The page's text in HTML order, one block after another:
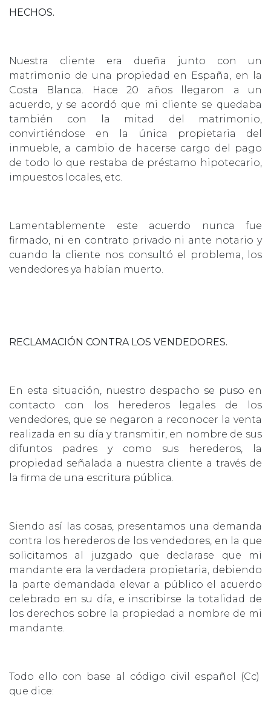
HECHOS.
Nuestra cliente era dueña junto con un
matrimonio de una propiedad en España, en la
Costa Blanca. Hace 20 años llegaron a un
acuerdo, y se acordó que mi cliente se quedaba
también con la mitad del matrimonio,
convirtiéndose en la única propietaria del
inmueble, a cambio de hacerse cargo del pago
de todo lo que restaba de préstamo hipotecario,
impuestos locales, etc.
Lamentablemente este acuerdo nunca fue
firmado, ni en contrato privado ni ante notario y
cuando la cliente nos consultó el problema, los
vendedores ya habían muerto.
RECLAMACIÓN CONTRA LOS VENDEDORES.
En esta situación, nuestro despacho se puso en
contacto con los herederos legales de los
vendedores, que se negaron a reconocer la venta
realizada en su día y transmitir, en nombre de sus
difuntos padres y como sus herederos, la
propiedad señalada a nuestra cliente a través de
la firma de una escritura pública.
Siendo así las cosas, presentamos una demanda
contra los herederos de los vendedores, en la que
solicitamos al juzgado que declarase que mi
mandante era la verdadera propietaria, debiendo
la parte demandada elevar a público el acuerdo
celebrado en su día, e inscribirse la totalidad de
los derechos sobre la propiedad a nombre de mi
mandante.
Todo ello con base al código civil español (Cc)
que dice: